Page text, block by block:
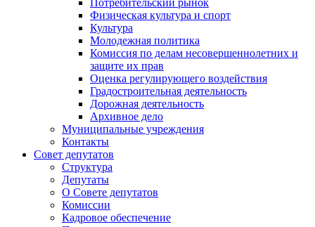
Физическая культура и спорт
Культура
Молодежная политика
Комиссия по делам несовершеннолетних и
защите их прав
Оценка регулирующего воздействия
Градостроительная деятельность
Дорожная деятельность
Архивное дело
Муниципальные учреждения
Контакты
Совет депутатов
Структура
Депутаты
О Совете депутатов
Комиссии
Кадровое обеспечение